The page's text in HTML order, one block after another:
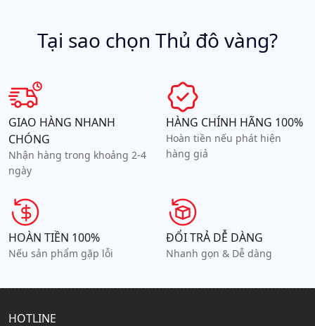
Tại sao chọn Thủ đô vàng?
GIAO HÀNG NHANH
CHÓNG
Nhận hàng trong khoảng 2-4
ngày
HÀNG CHÍNH HÃNG 100%
Hoàn tiền nếu phát hiện
hàng giả
HOÀN TIỀN 100%
Nếu sản phẩm gặp lỗi
ĐỔI TRẢ DỄ DÀNG
Nhanh gọn & Dễ dàng
HOTLINE